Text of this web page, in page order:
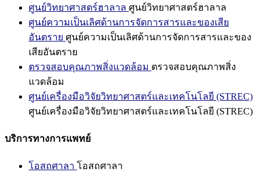
ศูนย์วิทยาศาสตร์ฮาลาล ศูนย์วิทยาศาสตร์ฮาลาล
ศูนย์ความเป็นเลิศด้านการจัดการสารและของเสีย
อันตราย ศูนย์ความเป็นเลิศด้านการจัดการสารและของ
เสียอันตราย
ตรวจสอบคุณภาพสิ่งแวดล้อม ตรวจสอบคุณภาพสิ่ง
แวดล้อม
ศูนย์เครื่องมือวิจัยวิทยาศาสตร์และเทคโนโลยี (STREC)
ศูนย์เครื่องมือวิจัยวิทยาศาสตร์และเทคโนโลยี (STREC)
บริการทางการแพทย์
โอสถศาลา โอสถศาลา